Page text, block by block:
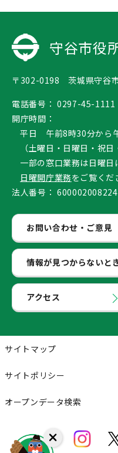
守谷市役
〒302-0198 茨城県守谷
電話番号： 0297-45-1111
開庁時間：
平日 午前8時30分から
（土曜日・日曜日・祝日
一部の窓口業務は日曜日
日曜開庁業務をご覧くだ
法人番号：
お問い合わせ・ご意見
情報が見つからないと
アクセス
サイトマップ
サイトポリシー
オープンデータ検索